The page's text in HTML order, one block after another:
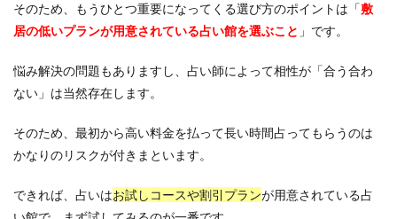
そのため、もうひとつ重要になってくる選び方のポイントは「敷
居の低いプランが用意されている占い館を選ぶこと 」です。
悩み解決の問題もありますし、占い師によって相性が「合う合わ
ない」は当然存在します。
そのため、最初から高い料金を払って長い時間占ってもらうのは
かなりのリスクが付きまといます。
できれば、占いはお試しコースや割引プランが用意されている占